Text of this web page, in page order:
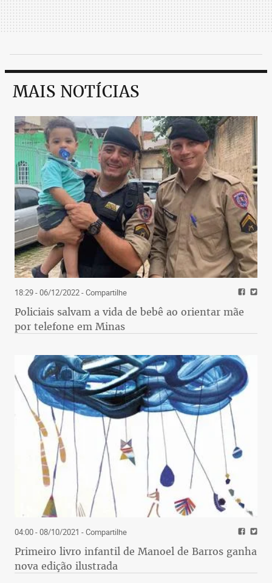
MAIS NOTÍCIAS
18:29 - 06/12/2022- Compartilhe
Policiais salvam a vida de bebê ao orientar mãe
por telefone em Minas
04:00 - 08/10/2021 - Compartilhe
Primeiro livro infantil de Manoel de Barros ganha
nova edição ilustrada